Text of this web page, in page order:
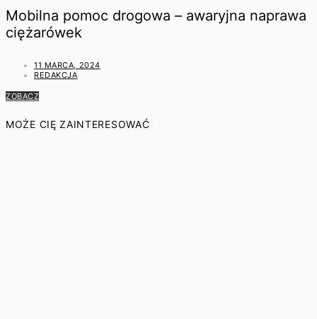
Mobilna pomoc drogowa – awaryjna naprawa
ciężarówek
11 MARCA, 2024
REDAKCJA
ZOBACZ
MOŻE CIĘ ZAINTERESOWAĆ